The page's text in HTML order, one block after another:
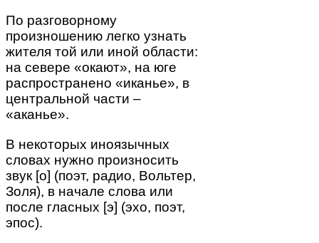
По разговорному
произношению легко узнать
жителя той или иной области:
на севере «окают», на юге
распространено «иканье», в
центральной части –
«аканье».
В некоторых иноязычных
словах нужно произносить
звук [о] (поэт, радио, Вольтер,
Золя), в начале слова или
после гласных [э] (эхо, поэт,
эпос).